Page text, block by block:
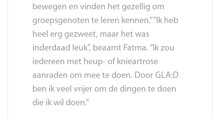
bewegen en vinden het gezellig om
groepsgenoten te leren kennen.” “Ik heb
heel erg gezweet, maar het was
inderdaad leuk”, beaamt Fatma. “Ik zou
iedereen met heup- of knieartrose
aanraden om mee te doen. Door GLA:D
ben ik veel vrijer om de dingen te doen
die ik wil doen.”